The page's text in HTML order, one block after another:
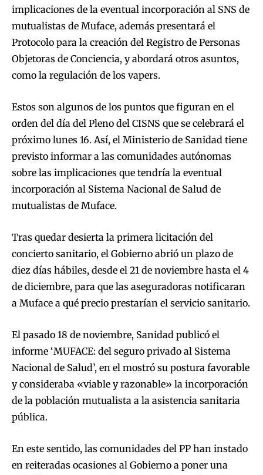
implicaciones de la eventual incorporación al SNS de
mutualistas de Muface, además presentará el
Protocolo para la creación del Registro de Personas
Objetoras de Conciencia, y abordará otros asuntos,
como la regulación de los vapers.
Estos son algunos de los puntos que figuran en el
orden del día del Pleno del CISNS que se celebrará el
próximo lunes 16. Así, el Ministerio de Sanidad tiene
previsto informar a las comunidades autónomas
sobre las implicaciones que tendría la eventual
incorporación al Sistema Nacional de Salud de
mutualistas de Muface.
Tras quedar desierta la primera licitación del
concierto sanitario, el Gobierno abrió un plazo de
diez días hábiles, desde el 21 de noviembre hasta el 4
de diciembre, para que las aseguradoras notificaran
a Muface a qué precio prestarían el servicio sanitario.
El pasado 18 de noviembre, Sanidad publicó el
informe ‘MUFACE: del seguro privado al Sistema
Nacional de Salud’, en el mostró su postura favorable
y consideraba «viable y razonable» la incorporación
de la población mutualista a la asistencia sanitaria
pública.
En este sentido, las comunidades del PP han instado
en reiteradas ocasiones al Gobierno a poner una